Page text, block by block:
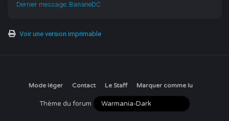
Dernier message: BananeDC
Voir une version imprimable
Mode léger Contact Le Staff Marquer comme lu
Thème du forum